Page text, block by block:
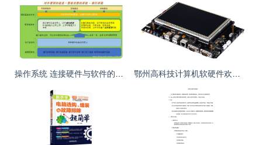
操作系统 连接硬件与软件的桥梁 鄂州高科技计算机软硬件欢迎选购，助力数字未来